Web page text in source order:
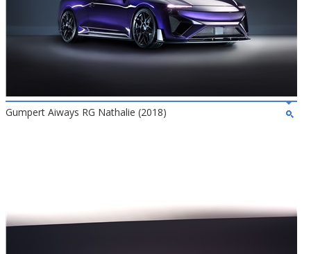
Gumpert Aiways RG Nathalie (2018)